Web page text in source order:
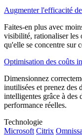
Augmenter l'efficacité
Faites-en plus avec
visibilité, rationaliser les
qu'elle se concentre sur
Optimisation des coûts
Dimensionnez
inutilisées et prenez des
intelligentes grâce à des
performance réelles.
Technologie
Microsoft Citrix Omnissa